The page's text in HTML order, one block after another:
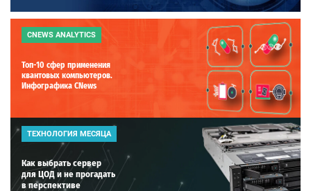
CNEWS ANALYTICS
Топ-10 сфер применения
квантовых компьютеров.
Инфографика CNews
ТЕХНОЛОГИЯ МЕСЯЦА
Как выбрать сервер
для ЦОД и не прогадать
в перспективе